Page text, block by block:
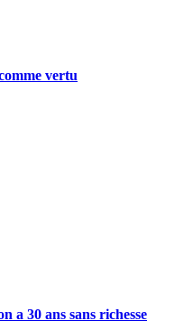
vertu
a 30 ans sans richesse